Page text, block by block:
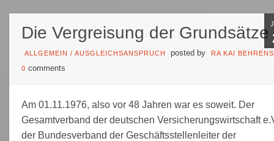
Die Vergreisung der Grundsätze
ALLGEMEIN / AUSGLEICHSANSPRUCH posted by RA KAI BEHRENS
0 comments
Am 01.11.1976, also vor 48 Jahren war es soweit. Der
Gesamtverband der deutschen Versicherungswirtschaft
der Bundesverband der Geschäftsstellenleiter der